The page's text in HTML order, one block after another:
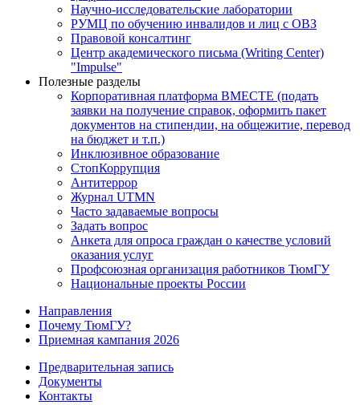
Научно-исследовательские лаборатории
РУМЦ по обучению инвалидов и лиц с ОВЗ
Правовой консалтинг
Центр академического письма (Writing Center)
"Impulse"
Полезные разделы
Корпоративная платформа ВМЕСТЕ (подать
заявки на получение справок, оформить пакет
документов на стипендии, на общежитие, перевод
на бюджет и т.п.)
Инклюзивное образование
СтопКоррупция
Антитеррор
Журнал UTMN
Часто задаваемые вопросы
Задать вопрос
Анкета для опроса граждан о качестве условий
оказания услуг
Профсоюзная организация работников ТюмГУ
Национальные проекты России
Направления
Почему ТюмГУ?
Приемная кампания 2026
Предварительная запись
Документы
Контакты